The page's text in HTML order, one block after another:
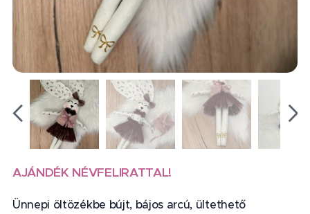
AJÁNDÉK NÉVFELIRATTAL!
Ünnepi öltözékbe bújt, bájos arcú, ültethető